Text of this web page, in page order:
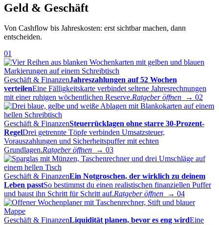
Geld & Geschäft
Von Cashflow bis Jahreskosten: erst sichtbar machen, dann
entscheiden.
01
Geschäft & FinanzenJahreszahlungen auf 52 Wochen
verteilenEine Fälligkeitskarte verbindet seltene Jahresrechnungen
mit einer ruhigen wöchentlichen Reserve.Ratgeber öffnen → 02
Geschäft & FinanzenSteuerrücklagen ohne starre 30-Prozent-
RegelDrei getrennte Töpfe verbinden Umsatzsteuer,
Vorauszahlungen und Sicherheitspuffer mit echten
Grundlagen.Ratgeber öffnen → 03
Geschäft & FinanzenEin Notgroschen, der wirklich zu deinem
Leben passtSo bestimmst du einen realistischen finanziellen Puffer
und baust ihn Schritt für Schritt auf.Ratgeber öffnen → 04
Geschäft & FinanzenLiquidität planen, bevor es eng wirdEine